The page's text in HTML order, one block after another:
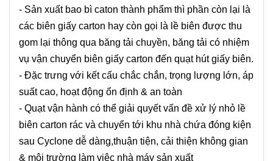
- Sản xuất bao bì caton thành phẩm thì phần còn lại là
các biên giấy carton hay còn gọi là lề biên được thu
gom lại thông qua băng tải chuyền, băng tải có nhiệm
vụ vận chuyển biên giấy carton đến quạt hút giấy biên.
- Đặc trưng với kết cấu chắc chắn, trọng lượng lớn, áp
suất cao, hoạt động ổn định & an toàn
- Quạt vận hành có thể giải quyết vấn đề xử lý nhỏ lề
biên carton rác và chuyển tới khu nhà chứa đóng kiện
sau Cyclone dễ dàng,thuận tiện, cải thiện không gian
& môi trường làm việc nhà máy sản xuất